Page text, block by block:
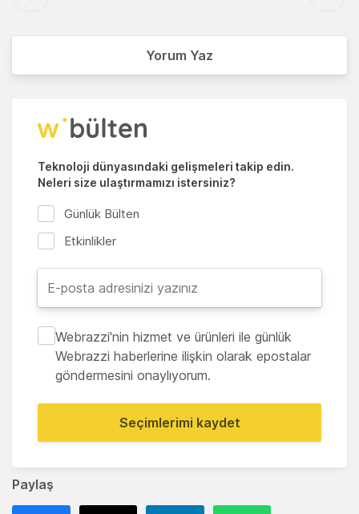
Paylaş
Yorum Yaz
Teknoloji dünyasındaki gelişmeleri takip edin.
Neleri size ulaştırmamızı istersiniz?
Günlük Bülten
Etkinlikler
Webrazzi'nin hizmet ve ürünleri ile günlük
Webrazzi haberlerine ilişkin olarak epostalar
göndermesini onaylıyorum.
Seçimlerimi kaydet